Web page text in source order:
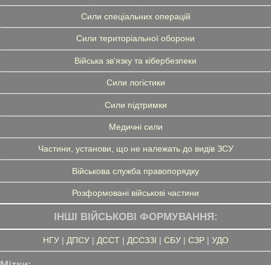
Сили спеціальних операцій
Сили територіальної оборони
Війська зв'язку та кібербезпеки
Сили логістики
Сили підтримки
Медичні сили
Частини, установи, що не належать до видів ЗСУ
Військова служба правопорядку
Розформовані військові частини
ІНШІ ВІЙСЬКОВІ ФОРМУВАННЯ:
НГУ| ДПСУ| ДССТ| ДССЗЗІ | СБУ| СЗР| УДО